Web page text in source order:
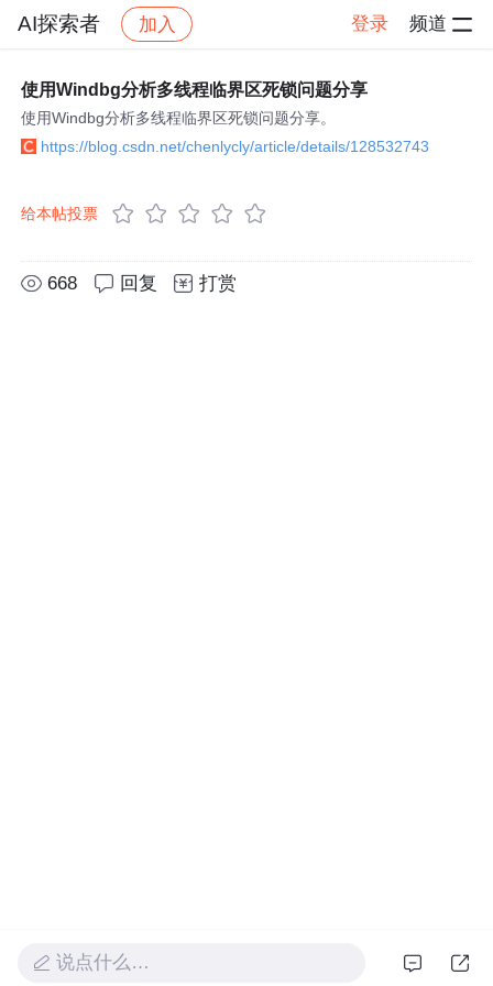
AI探索者 加入 登录 频道
社区 AI探索者 帖子详情
使用Windbg分析多线程临界区死锁问题分享
使用Windbg分析多线程临界区死锁问题分享。
https://blog.csdn.net/chenlycly/article/details/128532743
给本帖投票
668 回复 打赏
说点什么…